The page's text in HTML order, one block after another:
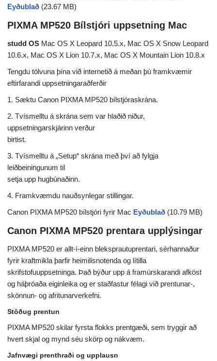
Eyðublað (23.67 MB)
PIXMA MP520 Bílstjóri uppsetning Mac
studd OS Mac OS X Leopard 10.5.x, Mac OS X Snow Leopard
10.6.x, Mac OS X Lion 10.7.x, Mac OS X Mountain Lion 10.8.x
Tengdu tölvuna þína við internetið á meðan þú framkvæmir
eftirfarandi uppsetningaraðferðir
1. Sæktu Canon PIXMA MP520 bílstjóraskrána.
2. Tvísmelltu á skrána sem var hlaðið niður,
uppsetningarskjárinn verður
birtist.
3. Tvísmelltu á „Setup“ skrána með því að fylgja
leiðbeiningunum til
setja upp hugbúnaðinn.
4. Framkvæmdu nauðsynlegar stillingar.
Canon PIXMA MP520 bílstjóri fyrir Mac Eyðublað (10.79 MB)
Canon PIXMA MP520 prentara upplýsingar
PIXMA MP520 er allt-í-einn bleksprautuprentari, sérhannaður
fyrir kraftmikla þarfir heimilisnotenda og lítilla
skrifstofuuppsetninga. Það býður upp á framúrskarandi afköst
og háþróaða eiginleika og er staðfastur félagi við prentunar-,
skönnun- og afritunarverkefni.
Stöðug prentun
PIXMA MP520 skilar fyrsta flokks prentgæði, sem tryggir að
hvert skjal og mynd séu skörp og nákvæm.
Jafnvægi prenthraði og upplausn